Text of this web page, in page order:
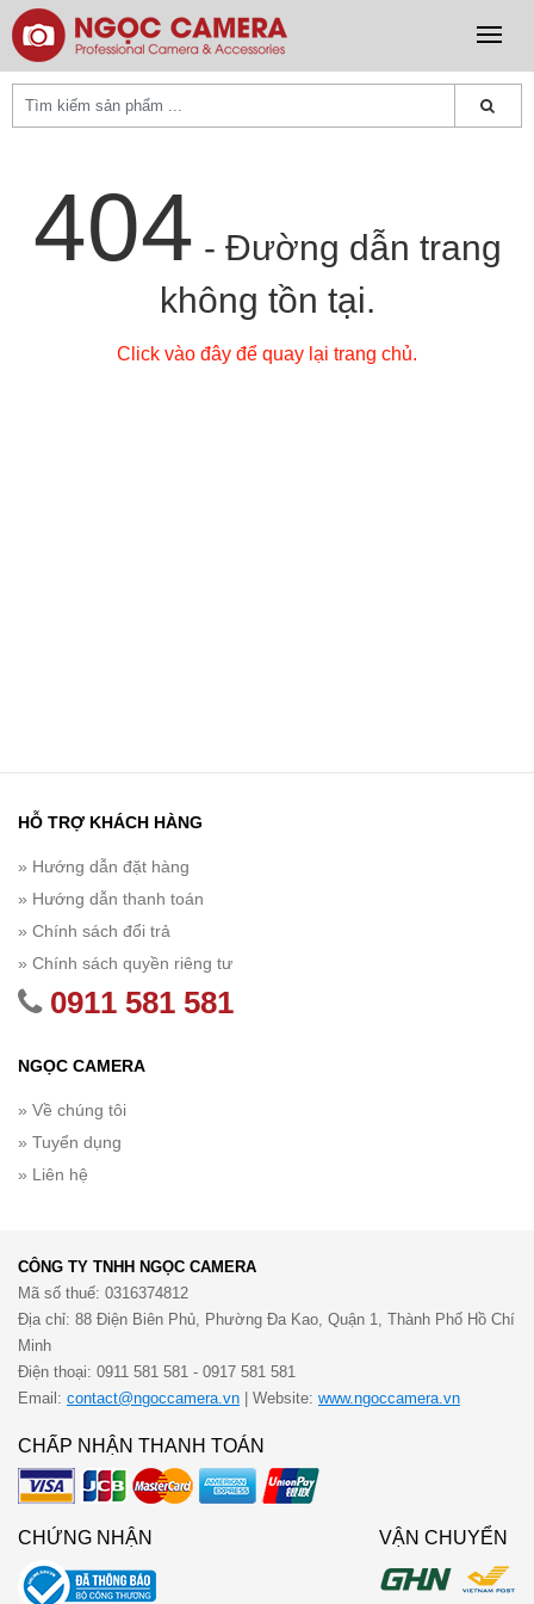
404 - Đường dẫn trang
không tồn tại.
Click vào đây để quay lại trang chủ.
HỖ TRỢ KHÁCH HÀNG
» Hướng dẫn đặt hàng
» Hướng dẫn thanh toán
» Chính sách đổi trả
» Chính sách quyền riêng tư
0911 581 581
NGỌC CAMERA
» Về chúng tôi
» Tuyển dụng
» Liên hệ
CÔNG TY TNHH NGỌC CAMERA
Mã số thuế: 0316374812
Địa chỉ: 88 Điện Biên Phủ, Phường Đa Kao, Quận 1, Thành Phố Hồ Chí
Minh
Điện thoại: 0911 581 581 - 0917 581 581
Email: contact@ngoccamera.vn | Website: www.ngoccamera.vn
CHẤP NHẬN THANH TOÁN
VẬN CHUYỂN
CHỨNG NHẬN